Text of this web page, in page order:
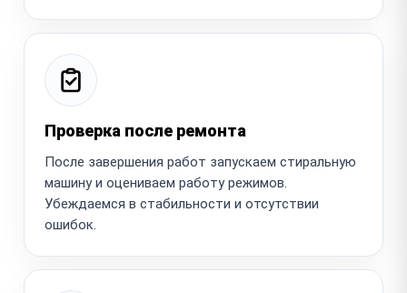
Проверка после ремонта
После завершения работ запускаем стиральную
машину и оцениваем работу режимов.
Убеждаемся в стабильности и отсутствии
ошибок.